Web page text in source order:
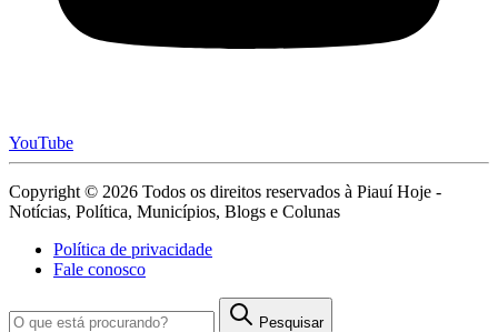
YouTube
Copyright © 2026 Todos os direitos reservados à Piauí Hoje -
Notícias, Política, Municípios, Blogs e Colunas
Política de privacidade
Fale conosco
Pesquisar